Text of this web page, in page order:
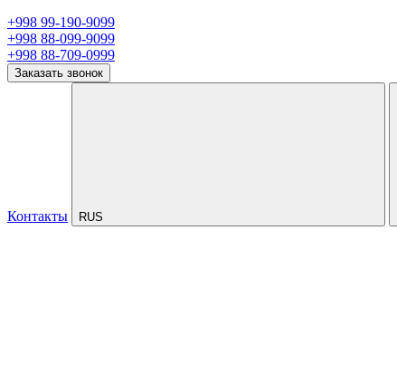
+998 99-190-9099
+998 88-099-9099
+998 88-709-0999
Заказать звонок
Контакты RUS